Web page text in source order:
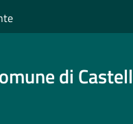
di